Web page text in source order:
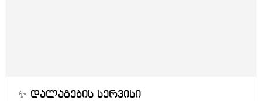
✨ დალაგების სერვისი